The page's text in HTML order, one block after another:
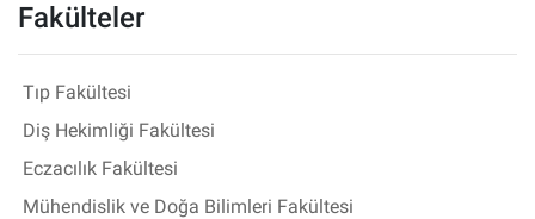
Fakülteler
Tıp Fakültesi
Diş Hekimliği Fakültesi
Eczacılık Fakültesi
Mühendislik ve Doğa Bilimleri Fakültesi